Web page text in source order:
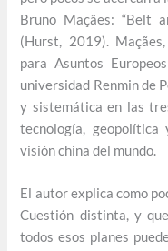
Bruno Maçães: “Belt
(Hurst, 2019).
para Asuntos
universidad Renmin de
y sistemática en las
tecnología,
visión china del mundo.
El autor explica como
Cuestión distinta, y
todos esos planes